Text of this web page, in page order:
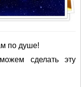
по душе!
сделать эту